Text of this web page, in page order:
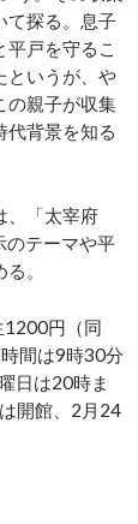
て探る。息子
戸を守るこ
というが、や
の親子が収集
代背景を知る
、「太宰府
テーマや平
。
円（同
間は9時30分
日は20時ま
開館、2月24